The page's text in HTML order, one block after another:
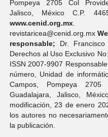
Pompeya 2705 Col
Jalisco, México C.P.
www.cenid.org.mx.
revistaricea@cenid.org.mx
responsable; Dr. Francisco
Derechos al Uso Exclusivo
ISSN 2007-9907
número, Unidad de
Campos, Pompeya
Guadalajara, Jalisco,
modificación, 23 de enero
los autores no
la publicación.